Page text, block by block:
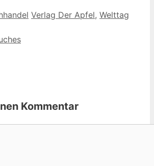
Schlagwörter
Verlag Der Apfel, Welttag
Kommentar